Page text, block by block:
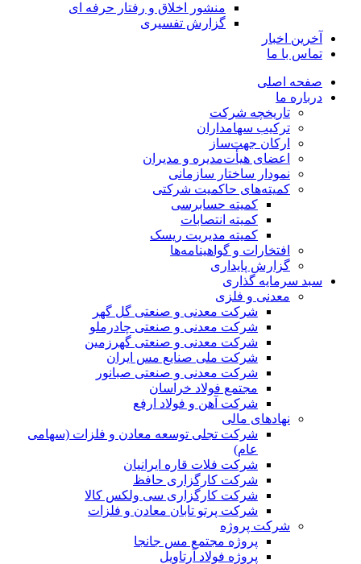
منشور اخلاق و رفتار حرفه­ ای
گزارش تفسیری
آخرین اخبار
تماس با ما
صفحه اصلی
درباره ما
تاریخچه شرکت
ترکیب سهامداران
ارکان جهت‌ساز
اعضای هیأت‌مدیره و مدیران
نمودار ساختار سازمانی
کمیته‌های حاکمیت شرکتی
کمیته حسابرسی
کمیته انتصابات
کمیته مدیریت ریسک
افتخارات و گواهینامه‌ها
گزارش پایداری
سبد سرمایه گذاری
معدنی و فلزی
شرکت معدنی و صنعتی گل گهر
شرکت معدنی و صنعتی چادرملو
شرکت معدنی و صنعتی گهرزمین
شرکت ملی صنایع مس ایران
شرکت معدنی و صنعتی صبانور
مجتمع فولاد خراسان
شرکت آهن و فولاد ارفع
نهادهای مالی
شرکت تجلی توسعه معادن و فلزات (سهامی
عام)
شرکت فلات قاره ایرانیان
شرکت کارگزاری حافظ
شرکت کارگزاری سی ولکس کالا
شرکت پرتو تابان معادن و فلزات
شرکت پروژه
پروژه مجتمع مس جانجا
پروژه فولاد آرتاویل